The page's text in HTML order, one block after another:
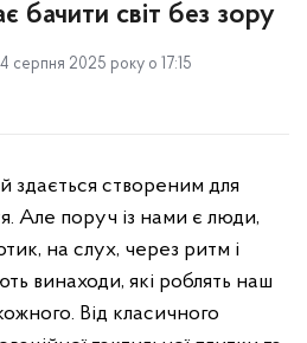
бачити світ без зору
серпня 2025 року о 17:15
здається створеним для
Але поруч із нами є люди,
на слух, через ритм і
винаходи, які роблять наш
Від класичного